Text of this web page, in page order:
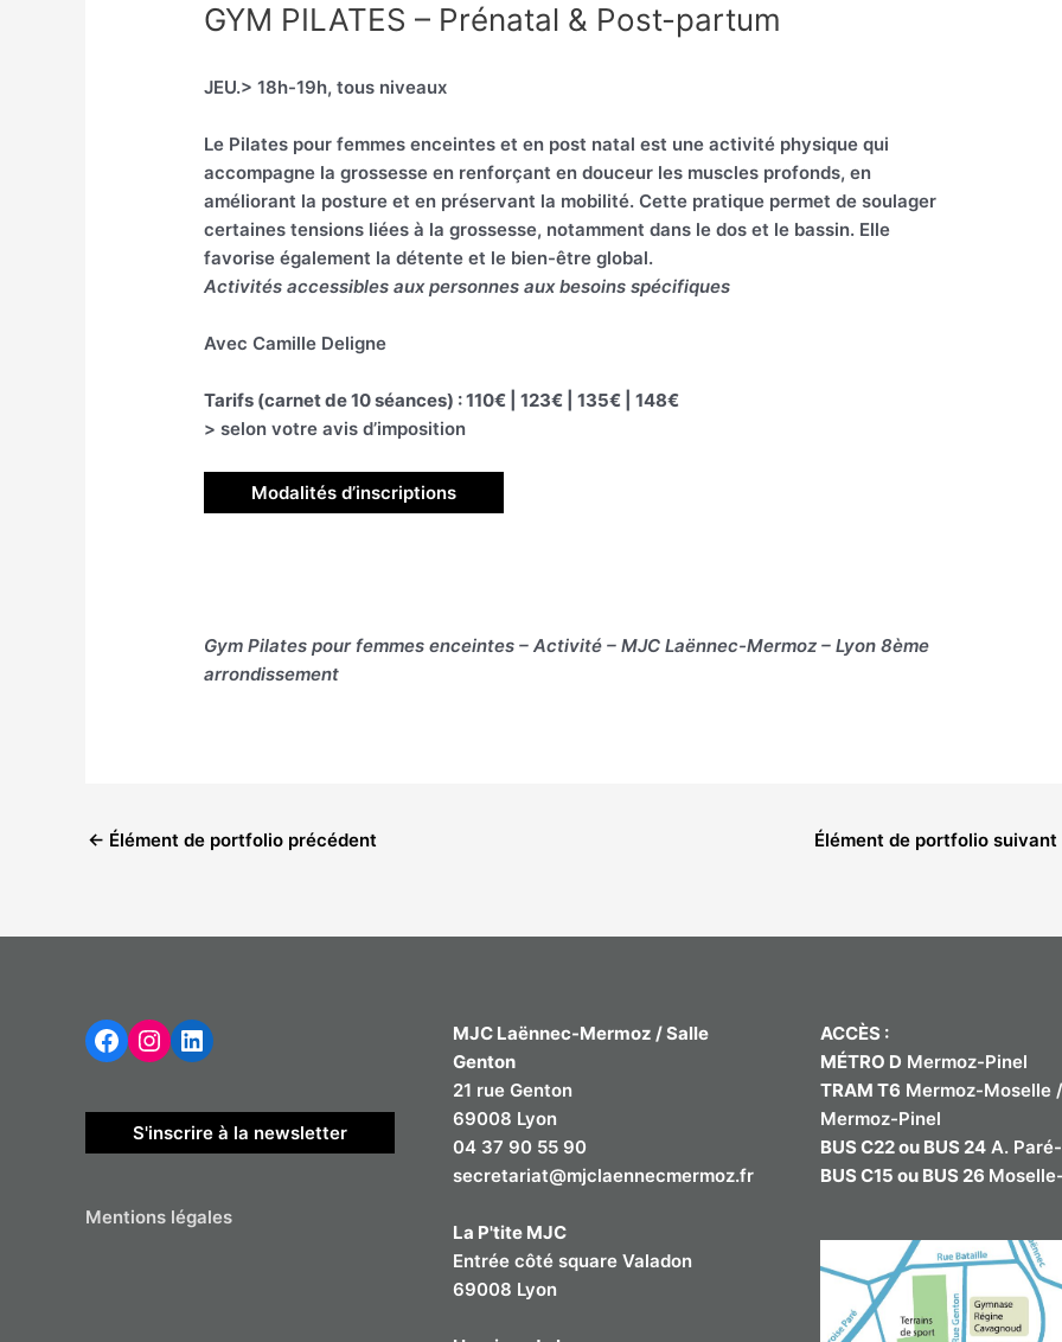
GYM PILATES – Prénatal & Post-partum
JEU.> 18h-19h, tous niveaux
Le Pilates pour femmes enceintes et en post natal est une activité physique qui
accompagne la grossesse en renforçant en douceur les muscles profonds, en
améliorant la posture et en préservant la mobilité. Cette pratique permet de soulager
certaines tensions liées à la grossesse, notamment dans le dos et le bassin. Elle
favorise également la détente et le bien-être global.
Activités accessibles aux personnes aux besoins spécifiques
Avec Camille Deligne
Tarifs (carnet de 10 séances) : 110€ | 123€ | 135€ | 148€
> selon votre avis d’imposition
Modalités d’inscriptions
Gym Pilates pour femmes enceintes – Activité – MJC Laënnec-Mermoz – Lyon 8ème
arrondissement
← Élément de portfolio précédent Élément de portfolio suivant
Facebook
Instagram
LinkedIn
S'inscrire à la newsletter
Mentions légales
MJC Laënnec-Mermoz / Salle
Genton
21 rue Genton
69008 Lyon
04 37 90 55 90
secretariat@mjclaennecmermoz.fr
La P'tite MJC
Entrée côté square Valadon
69008 Lyon
ACCÈS :
MÉTRO D Mermoz-Pinel
TRAM T6 Mermoz-Moselle /
Mermoz-Pinel
BUS C22 ou BUS 24 A.
BUS C15 ou BUS 26